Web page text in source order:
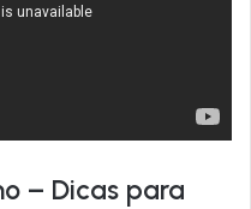
– Dicas para